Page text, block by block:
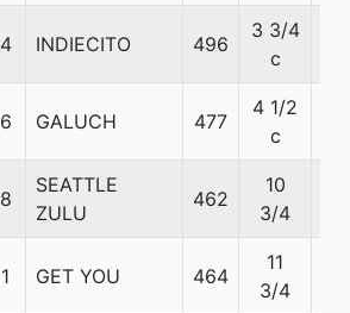
4 INDIECITO 496
3 3/4
c
6 GALUCH 477
4 1/2
c
8
SEATTLE
ZULU
462
10
3/4
1 GET YOU 464
11
3/4